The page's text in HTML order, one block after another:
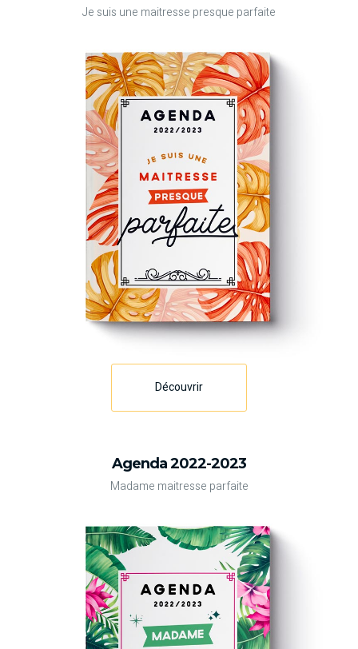
Je suis une maitresse presque parfaite
Découvrir
Agenda 2022-2023
Madame maitresse parfaite